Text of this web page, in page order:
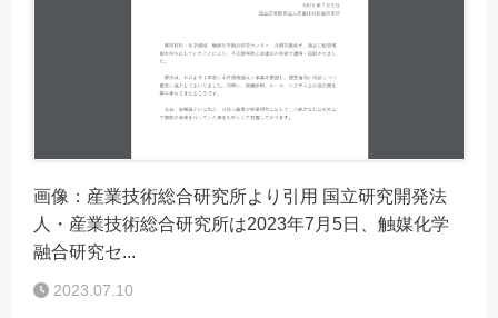
画像：産業技術総合研究所より引用 国立研究開発法
人・産業技術総合研究所は2023年7月5日、触媒化学
融合研究セ...
2023.07.10